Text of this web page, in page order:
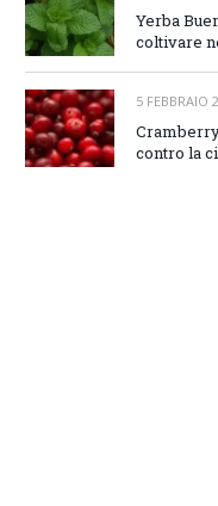
Yerba
coltivare
5 FEBBRAIO
contro la